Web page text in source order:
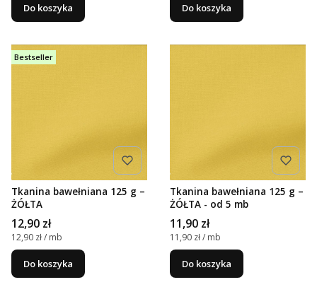
Do koszyka Do koszyka
Bestseller
Tkanina bawełniana 125 g –
ŻÓŁTA
Cena
12,90 zł
Cena jednostkowa
12,90 zł / mb
Do koszyka
Tkanina bawełniana 125 g –
ŻÓŁTA - od 5 mb
Cena
11,90 zł
Cena jednostkowa
11,90 zł / mb
Do koszyka